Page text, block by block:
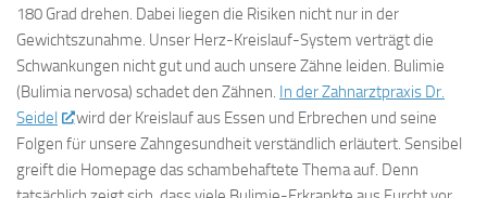
180 Grad drehen. Dabei liegen die Risiken nicht nur in der
Gewichtszunahme. Unser Herz-Kreislauf-System verträgt die
Schwankungen nicht gut und auch unsere Zähne leiden. Bulimie
(Bulimia nervosa) schadet den Zähnen. In der Zahnarztpraxis Dr.
Seidel
wird der Kreislauf aus Essen und Erbrechen und seine
Folgen für unsere Zahngesundheit verständlich erläutert. Sensibel
greift die Homepage das schambehaftete Thema auf. Denn